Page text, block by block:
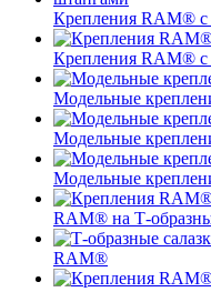
Крепления RAM®
Крепления RAM® с
Модельные
Модельные
Модельные
RAM® на Т-
RAM®